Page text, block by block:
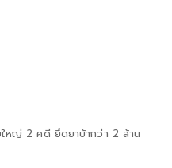
ใหญ่ 2 คดี ยึดยาบ้ากว่า 2 ล้าน